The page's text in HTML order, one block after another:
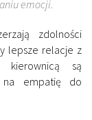
emocji.
zdolności
lepsze relacje z
kierownicą są
na empatię do